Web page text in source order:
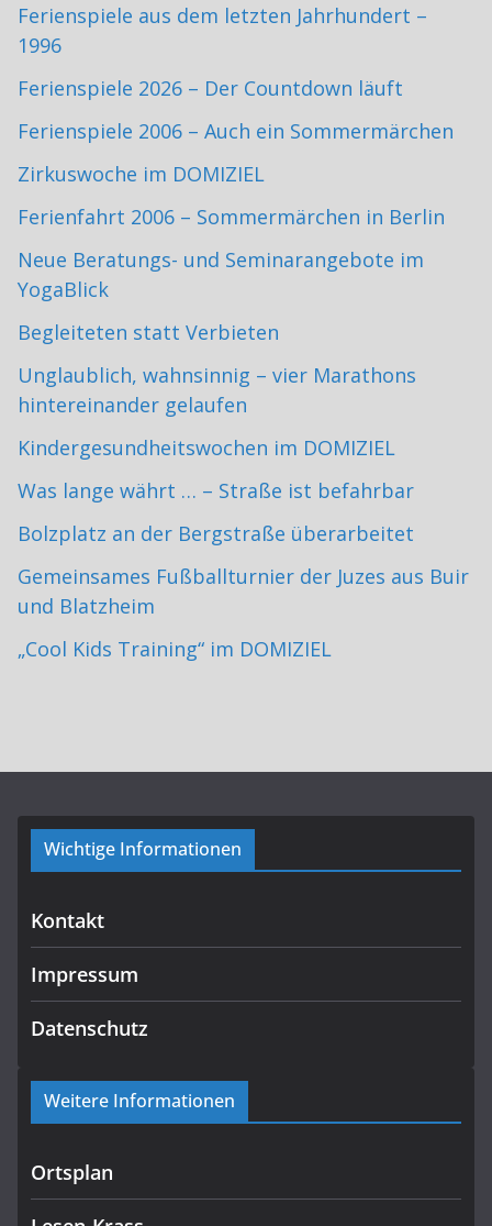
Ferienspiele aus dem letzten Jahrhundert –
1996
Ferienspiele 2026 – Der Countdown läuft
Ferienspiele 2006 – Auch ein Sommermärchen
Zirkuswoche im DOMIZIEL
Ferienfahrt 2006 – Sommermärchen in Berlin
Neue Beratungs- und Seminarangebote im
YogaBlick
Begleiteten statt Verbieten
Unglaublich, wahnsinnig – vier Marathons
hintereinander gelaufen
Kindergesundheitswochen im DOMIZIEL
Was lange währt … – Straße ist befahrbar
Bolzplatz an der Bergstraße überarbeitet
Gemeinsames Fußballturnier der Juzes aus Buir
und Blatzheim
„Cool Kids Training“ im DOMIZIEL
Wichtige Informationen
Kontakt
Impressum
Datenschutz
Weitere Informationen
Ortsplan